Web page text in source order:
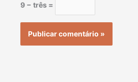
9 − três =